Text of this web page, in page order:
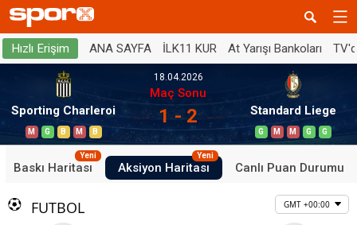
Hızlı Erişim ANA SAYFA İLK11 KUR At Yarışı Bankoları
Sporting Charleroi
M G B M B
18.04.2026
Maç Sonu
1 - 2 Standard Liege
G M M G G
Baskı Haritası
Yeni
Aksiyon Haritası
Yeni
Canlı Puan Durumu
FUTBOL GMT +00:00